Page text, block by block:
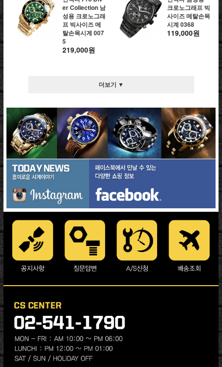
er Collection 남
성용 크로노그래
프 빅사이즈 메
탈손목시계 007
5
219,000원
크로노그래프 빅
사이즈 메탈손목
시계 0368
119,000원
더보기 ▼